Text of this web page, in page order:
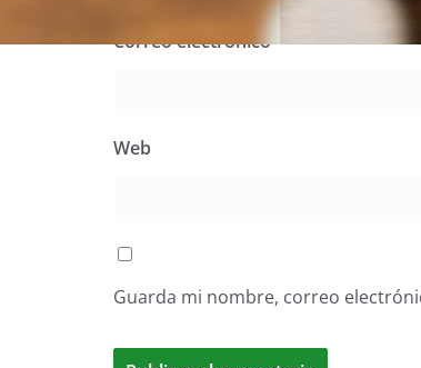
Correo electrónico*
Web
Guarda mi nombre, correo